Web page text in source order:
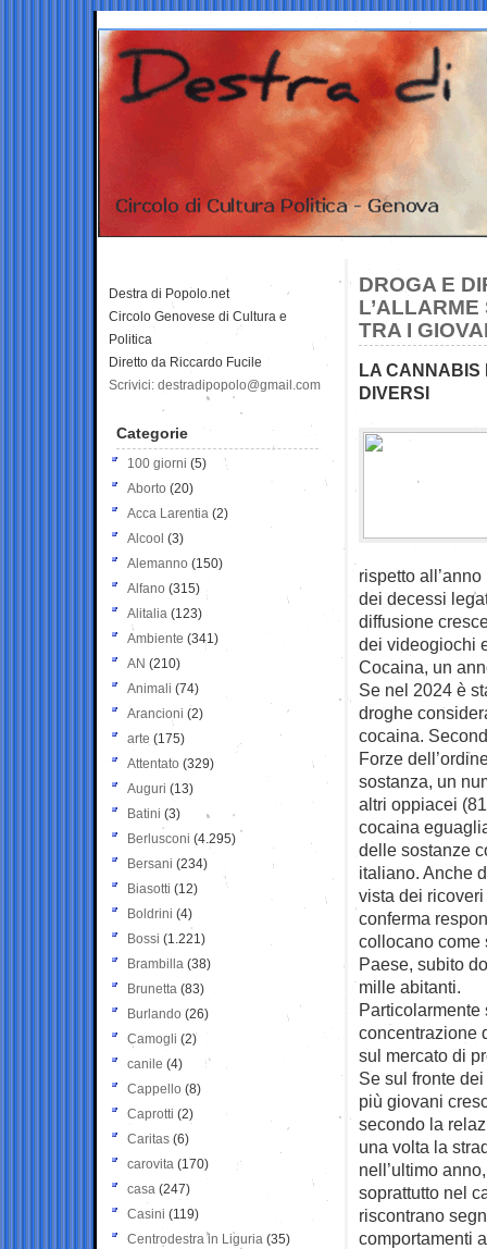
DROGA E
TRA I
LA CANNABIS
DIVERSI
rispetto
dei decessi
diffusione
dei videogiochi
Cocaina, un
Se nel 2024 è
droghe
cocaina.
Forze
sostanza, un
altri oppiacei
cocaina
delle sostanze
italiano. Anche
vista dei
conferma
collocano come
Paese, subito
mille abitanti.
Particolarmente
concentrazione
sul mercato di
Se sul fronte
più giovani
secondo la
una volta la
nell’ultimo
soprattutto nel
riscontrano
comportamenti
Destra di Popolo.net
Circolo Genovese di Cultura e
Politica
Diretto da Riccardo Fucile
Scrivici: destradipopolo@gmail.com
Categorie
100 giorni (5)
Aborto (20)
Acca Larentia (2)
Alcool (3)
Alemanno (150)
Alfano (315)
Alitalia (123)
Ambiente (341)
AN (210)
Animali (74)
Arancioni (2)
arte (175)
Attentato (329)
Auguri (13)
Batini (3)
Berlusconi (4.295)
Bersani (234)
Biasotti (12)
Boldrini (4)
Bossi (1.221)
Brambilla (38)
Brunetta (83)
Burlando (26)
Camogli (2)
canile (4)
Cappello (8)
Caprotti (2)
Caritas (6)
carovita (170)
casa (247)
Casini (119)
Centrodestra in Liguria (35)